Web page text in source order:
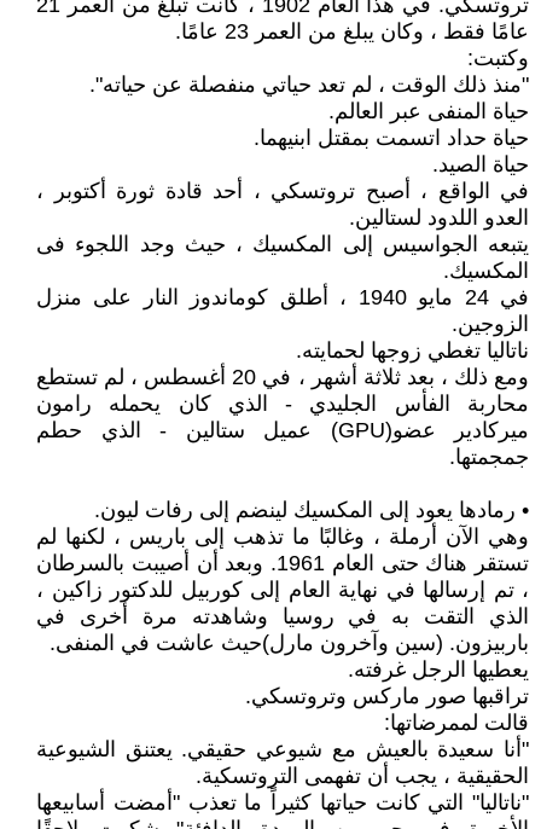
تروتسكي. في هذا العام 1902 ، كانت تبلغ من العمر 21
عامًا فقط ، وكان يبلغ من العمر 23 عامًا.
وكتبت:
"منذ ذلك الوقت ، لم تعد حياتي منفصلة عن حياته".
حياة المنفى عبر العالم.
حياة حداد اتسمت بمقتل ابنيهما.
حياة الصيد.
في الواقع ، أصبح تروتسكي ، أحد قادة ثورة أكتوبر ،
العدو اللدود لستالين.
يتبعه الجواسيس إلى المكسيك ، حيث وجد اللجوء فى
المكسيك.
في 24 مايو 1940 ، أطلق كوماندوز النار على منزل
الزوجين.
ناتاليا تغطي زوجها لحمايته.
ومع ذلك ، بعد ثلاثة أشهر ، في 20 أغسطس ، لم تستطع
محاربة الفأس الجليدي - الذي كان يحمله رامون
ميركادير عضو(GPU) عميل ستالين - الذي حطم
جمجمتها.
• رمادها يعود إلى المكسيك لينضم إلى رفات ليون.
وهي الآن أرملة ، وغالبًا ما تذهب إلى باريس ، لكنها لم
تستقر هناك حتى العام 1961. وبعد أن أصيبت بالسرطان
، تم إرسالها في نهاية العام إلى كوربيل للدكتور زاكين ،
الذي التقت به في روسيا وشاهدته مرة أخرى في
باربيزون. (سين وآخرون مارل)حيث عاشت في المنفى.
يعطيها الرجل غرفته.
تراقبها صور ماركس وتروتسكي.
قالت لممرضاتها:
"أنا سعيدة بالعيش مع شيوعي حقيقي. يعتنق الشيوعية
الحقيقية ، يجب أن تفهمى التروتسكية.
"ناتاليا" التي كانت حياتها كثيراً ما تعذب "أمضت أسابيعها